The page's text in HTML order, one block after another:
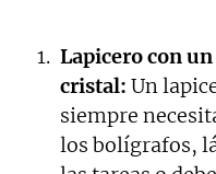
Lapicero con
cristal: Un
siempre
los bolígrafos,